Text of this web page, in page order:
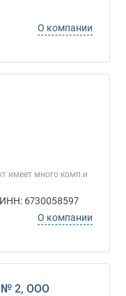
О компании
имеет много комп.и
6730058597
О компании
№ 2, ООО